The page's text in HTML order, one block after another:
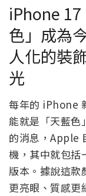
iPhone
色」成為
人化的裝
光
每年的 iPhone
能就是「天藍色
的消息，Apple
機，其中就包括
版本。據說這
更亮眼、質感更